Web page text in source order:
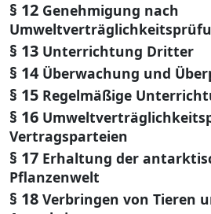
§ 12 Genehmigung nach
§ 13 Unterrichtung Dritter
§ 14 Überwachung und
§ 15 Regelmäßige
§ 16
Vertragsparteien
§ 17 Erhaltung der
Pflanzenwelt
§ 18 Verbringen von Tieren